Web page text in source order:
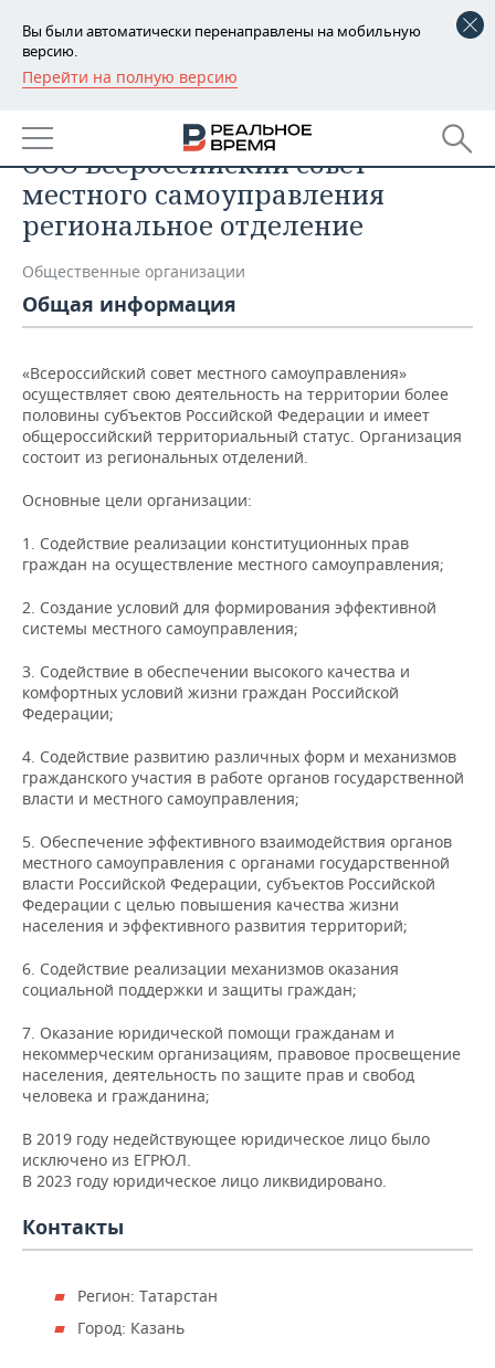
Вы были автоматически перенаправлены на мобильную
версию.
Перейти на полную версию
РЕГИОНЫ
БАШКОРТОСТАН
ТАТАРСТАН
УДМУРТИЯ
НОВОСТИ
НОВОСТИ АНАЛИТИКИ
ДЕКЛАРАЦИИ О ДОХОДАХ
КОРОЛИ ГОСЗАКАЗА ПФО
ВУЗЫ ТАТАРСТАНА
КОМУ ПРИНАДЛЕЖАТ
ТОРГОВЫЕ ЦЕНТРЫ
ТАТАРСТАНА
ЭКОНОМИКА
НОВОСТИ ЭКОНОМИКИ
ФИНАНСЫ
БАНКИ
БЮДЖЕТ
ПРОМЫШЛЕННОСТЬ
НОВОСТИ
АГРОПРОМ
МАШИНОСТРОЕНИЕ
НЕФТЕХИМИЯ
НЕФТЬ
ОПК
НЕДВИЖИМОСТЬ
НОВОСТИ НЕДВИЖИМОСТИ
АВТО
НОВОСТИ АВТО
БИЗНЕС
РОЗНИЧНАЯ ТОРГОВЛЯ
УСЛУГИ
НОВОСТИ ТЕХНОЛОГИЙ
МЕДИА
ТЕЛЕКОММУНИКАЦИИ
МЕРОПРИЯТИЯ
ВЫЕЗДНАЯ РЕДАКЦИЯ
БИЗНЕС-БРАНЧИ
ОТКРЫТАЯ ЛЕКЦИЯ
НОВОСТИ СПОРТА
ФУТБОЛ
БАСКЕТБОЛ
ВОЛЕЙБОЛ
КИБЕРСПОРТ
ВОДНЫЕ ВИДЫ СПОРТА
ХОККЕЙ С МЯЧОМ
ОБЩЕСТВО
НОВОСТИ ОБЩЕСТВА
ИНФРАСТРУКТУРА
ИСТОРИЯ
КУЛЬТУРА
ОБРАЗОВАНИЕ
ПРОИСШЕСТВИЯ
ФОТОГАЛЕРЕЯ
СПРАВОЧНИК
СПИСОК ПЕРСОН
СПИСОК КОМПАНИЙ
ПОЛНАЯ ВЕРСИЯ
ООО Всероссийский совет
местного самоуправления
региональное отделение
Общественные организации
Общая информация
«Всероссийский совет местного самоуправления»
осуществляет свою деятельность на территории более
половины субъектов Российской Федерации и имеет
общероссийский территориальный статус. Организация
состоит из региональных отделений.
Основные цели организации:
1. Содействие реализации конституционных прав
граждан на осуществление местного самоуправления;
2. Создание условий для формирования эффективной
системы местного самоуправления;
3. Содействие в обеспечении высокого качества и
комфортных условий жизни граждан Российской
Федерации;
4. Содействие развитию различных форм и механизмов
гражданского участия в работе органов государственной
власти и местного самоуправления;
5. Обеспечение эффективного взаимодействия органов
местного самоуправления с органами государственной
власти Российской Федерации, субъектов Российской
Федерации с целью повышения качества жизни
населения и эффективного развития территорий;
6. Содействие реализации механизмов оказания
социальной поддержки и защиты граждан;
7. Оказание юридической помощи гражданам и
некоммерческим организациям, правовое просвещение
населения, деятельность по защите прав и свобод
человека и гражданина;
В 2019 году недействующее юридическое лицо было
исключено из ЕГРЮЛ.
В 2023 году юридическое лицо ликвидировано.
Контакты
Регион: Татарстан
Город: Казань